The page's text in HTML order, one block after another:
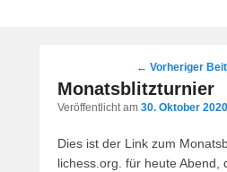
← Vorheriger
Monatsblitzturnier
Veröffentlicht am 30. Oktober 2020
Dies ist der Link zum
lichess.org. für heute Abend,